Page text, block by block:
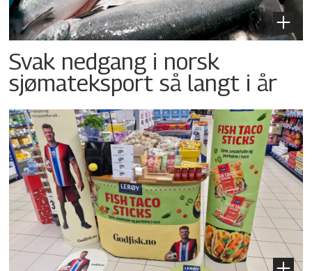
Svak nedgang i norsk
sjømateksport så langt i år